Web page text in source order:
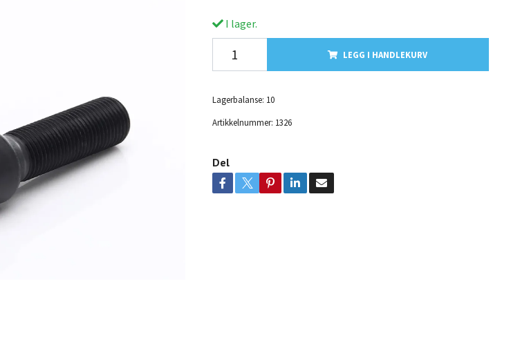
I lager.
LEGG I HANDLEKURV
Lagerbalanse: 10
Artikkelnummer: 1326
Del